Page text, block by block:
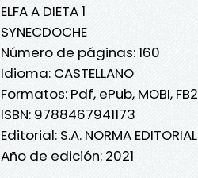
ELFA A DIETA 1
SYNECDOCHE
Número de páginas: 160
Idioma: CASTELLANO
Formatos: Pdf, ePub, MOBI, FB2
ISBN: 9788467941173
Editorial: S.A. NORMA EDITORIAL
Año de edición: 2021